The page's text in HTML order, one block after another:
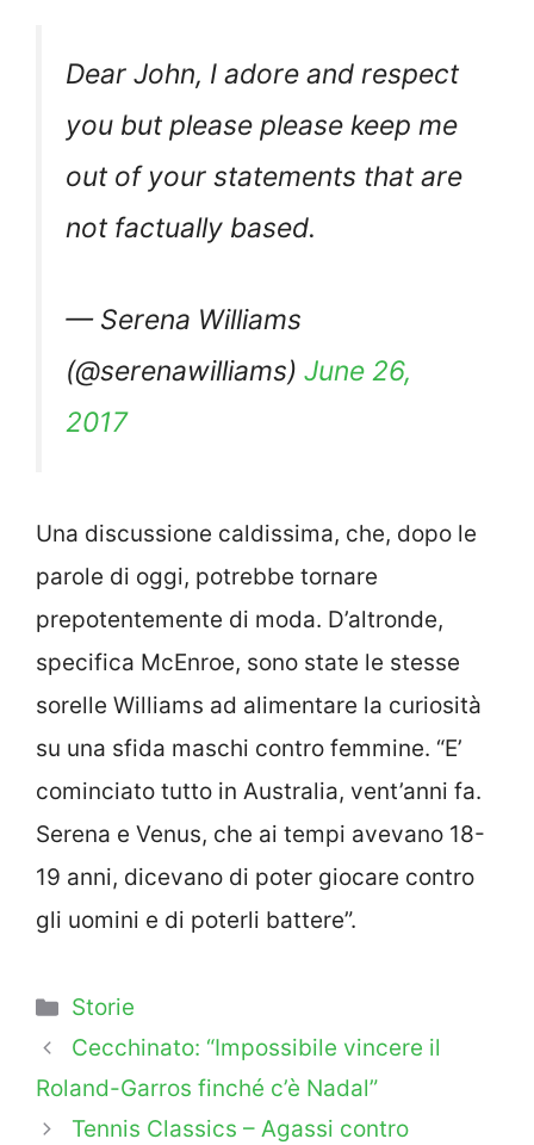
Dear John, I adore and respect
you but please please keep me
out of your statements that are
not factually based.
— Serena Williams
(@serenawilliams) June 26,
2017
Una discussione caldissima, che, dopo le
parole di oggi, potrebbe tornare
prepotentemente di moda. D’altronde,
specifica McEnroe, sono state le stesse
sorelle Williams ad alimentare la curiosità
su una sfida maschi contro femmine. “E’
cominciato tutto in Australia, vent’anni fa.
Serena e Venus, che ai tempi avevano 18-
19 anni, dicevano di poter giocare contro
gli uomini e di poterli battere”.
Categorie
Storie
Cecchinato: “Impossibile vincere il
Roland-Garros finché c’è Nadal”
Tennis Classics – Agassi contro